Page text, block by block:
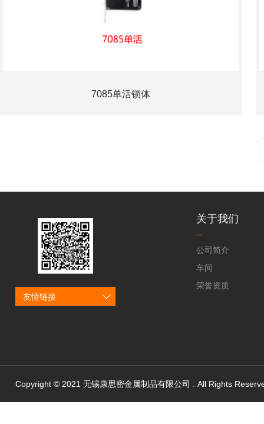
7085单活锁体
友情链接
关于我们
公司简介
车间
荣誉资质
Copyright © 2021 无锡康思密金属制品有限公司 . All Rights